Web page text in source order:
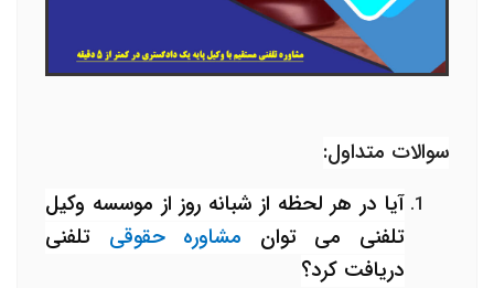
سوالات متداول:
آیا در هر لحظه از شبانه روز از موسسه وکیل
تلفنی می توان مشاوره حقوقی تلفنی
دریافت کرد؟